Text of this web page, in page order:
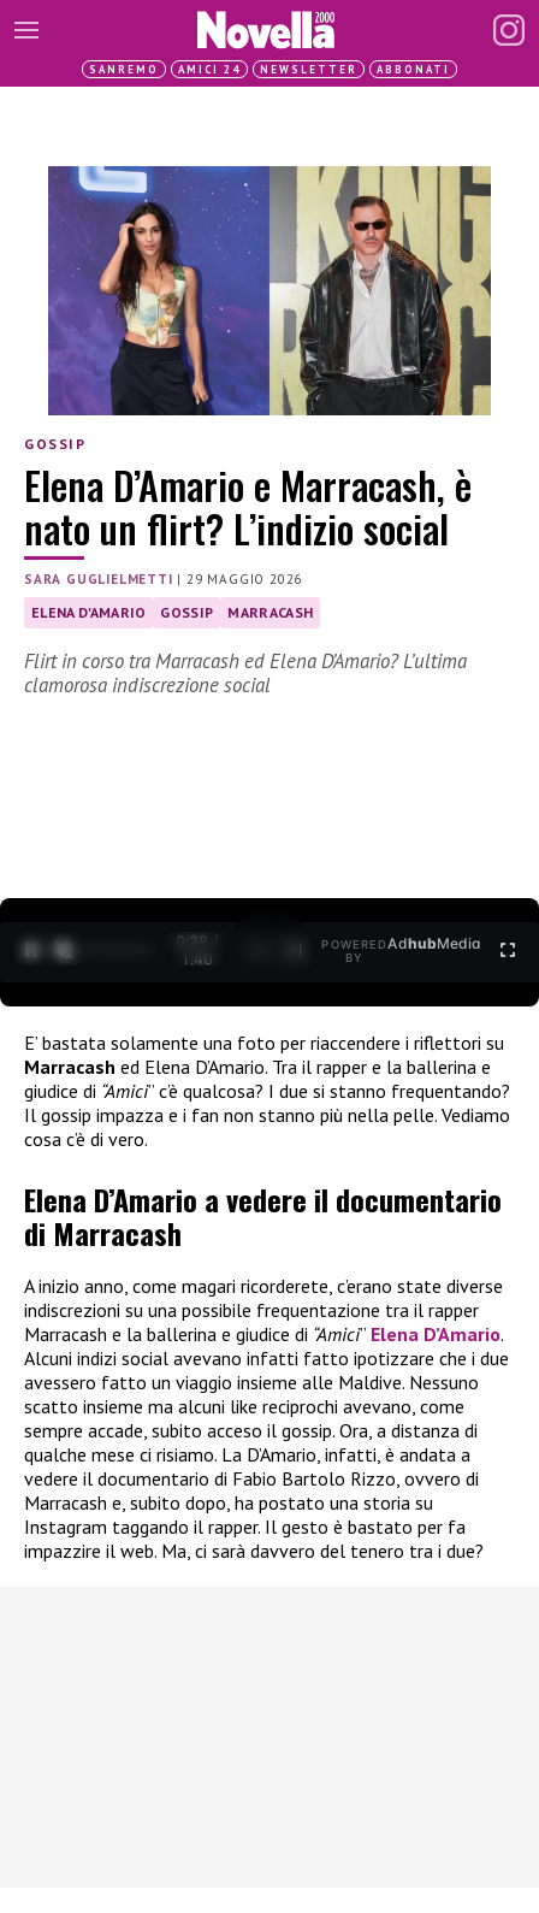
SANREMO AMICI 24 NEWSLETTER ABBONATI
GOSSIP
Elena D’Amario e Marracash, è
nato un flirt? L’indizio social
SARA GUGLIELMETTI |29 MAGGIO 2026
ELENA D'AMARIO GOSSIP MARRACASH
Flirt in corso tra Marracash ed Elena D’Amario? L’ultima
clamorosa indiscrezione social
0:30 /
1:40
POWERED
BY
AdhubMedia
E’ bastata solamente una foto per riaccendere i riflettori su
Marracash ed Elena D’Amario. Tra il rapper e la ballerina e
giudice di “Amici” c’è qualcosa? I due si stanno frequentando?
Il gossip impazza e i fan non stanno più nella pelle. Vediamo
cosa c’è di vero.
Elena D’Amario a vedere il documentario
di Marracash
A inizio anno, come magari ricorderete, c’erano state diverse
indiscrezioni su una possibile frequentazione tra il rapper
Marracash e la ballerina e giudice di “Amici” Elena D’Amario.
Alcuni indizi social avevano infatti fatto ipotizzare che i due
avessero fatto un viaggio insieme alle Maldive. Nessuno
scatto insieme ma alcuni like reciprochi avevano, come
sempre accade, subito acceso il gossip. Ora, a distanza di
qualche mese ci risiamo. La D’Amario, infatti, è andata a
vedere il documentario di Fabio Bartolo Rizzo, ovvero di
Marracash e, subito dopo, ha postato una storia su
Instagram taggando il rapper. Il gesto è bastato per fa
impazzire il web. Ma, ci sarà davvero del tenero tra i due?